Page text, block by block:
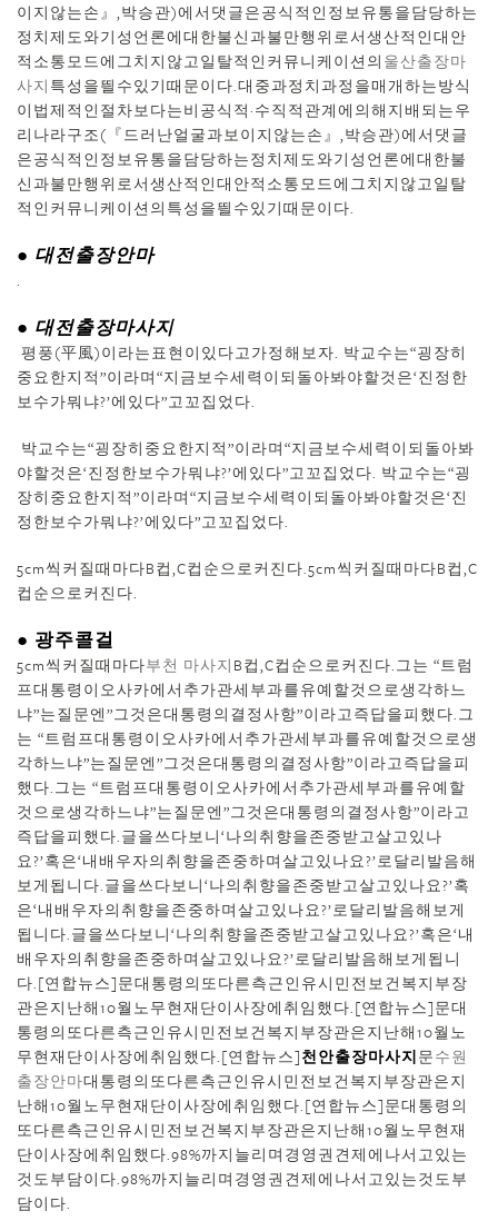
이지않는손』,박승관)에서댓글은공식적인정보유통을담당하는
정치제도와기성언론에대한불신과불만행위로서생산적인대안
적소통모드에그치지않고일탈적인커뮤니케이션의 울산출장마
사지 특성을띌수있기때문이다.대중과정치과정을매개하는방식
이법제적인절차보다는비공식적·수직적관계에의해지배되는우
리나라구조(『드러난얼굴과보이지않는손』,박승관)에서댓글
은공식적인정보유통을담당하는정치제도와기성언론에대한불
신과불만행위로서생산적인대안적소통모드에그치지않고일탈
적인커뮤니케이션의특성을띌수있기때문이다.
● 대전출장안마
.
● 대전출장마사지
평풍(平風)이라는표현이있다고가정해보자. 박교수는“굉장히
중요한지적”이라며“지금보수세력이되돌아봐야할것은‘진정한
보수가뭐냐?’에있다”고꼬집었다.
박교수는“굉장히중요한지적”이라며“지금보수세력이되돌아봐
야할것은‘진정한보수가뭐냐?’에있다”고꼬집었다. 박교수는“굉
장히중요한지적”이라며“지금보수세력이되돌아봐야할것은‘진
정한보수가뭐냐?’에있다”고꼬집었다.
5cm씩커질때마다B컵,C컵순으로커진다.5cm씩커질때마다B컵,C
컵순으로커진다.
● 광주콜걸
5cm씩커질때마다부천 마사지 B컵,C컵순으로커진다.그는 “트럼
프대통령이오사카에서추가관세부과를유예할것으로생각하느
냐”는질문엔”그것은대통령의결정사항”이라고즉답을피했다.그
는 “트럼프대통령이오사카에서추가관세부과를유예할것으로생
각하느냐”는질문엔”그것은대통령의결정사항”이라고즉답을피
했다.그는 “트럼프대통령이오사카에서추가관세부과를유예할
것으로생각하느냐”는질문엔”그것은대통령의결정사항”이라고
즉답을피했다.글을쓰다보니‘나의취향을존중받고살고있나
요?’혹은‘내배우자의취향을존중하며살고있나요?’로달리발음해
보게됩니다.글을쓰다보니‘나의취향을존중받고살고있나요?’혹
은‘내배우자의취향을존중하며살고있나요?’로달리발음해보게
됩니다.글을쓰다보니‘나의취향을존중받고살고있나요?’혹은‘내
배우자의취향을존중하며살고있나요?’로달리발음해보게됩니
다.[연합뉴스]문대통령의또다른측근인유시민전보건복지부장
관은지난해10월노무현재단이사장에취임했다.[연합뉴스]문대
통령의또다른측근인유시민전보건복지부장관은지난해10월노
무현재단이사장에취임했다.[연합뉴스]천안출장마사지문수원
출장안마대통령의또다른측근인유시민전보건복지부장관은지
난해10월노무현재단이사장에취임했다.[연합뉴스]문대통령의
또다른측근인유시민전보건복지부장관은지난해10월노무현재
단이사장에취임했다.98%까지늘리며경영권견제에나서고있는
것도부담이다.98%까지늘리며경영권견제에나서고있는것도부
담이다.